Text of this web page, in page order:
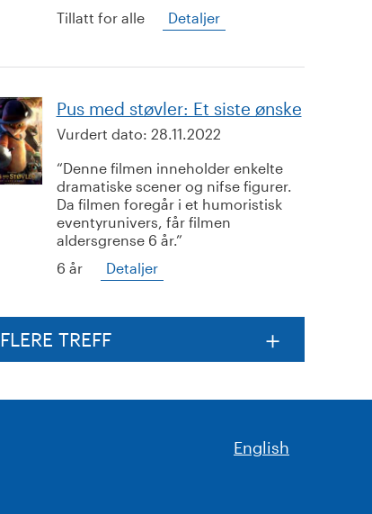
Tillatt for alle
Detaljer
Pus med støvler: Et siste ønske
Vurdert dato: 28.11.2022
Denne filmen inneholder enkelte
dramatiske scener og nifse figurer.
Da filmen foregår i et humoristisk
eventyrunivers, får filmen
aldersgrense 6 år.
6 år
Detaljer
FLERE TREFF
English